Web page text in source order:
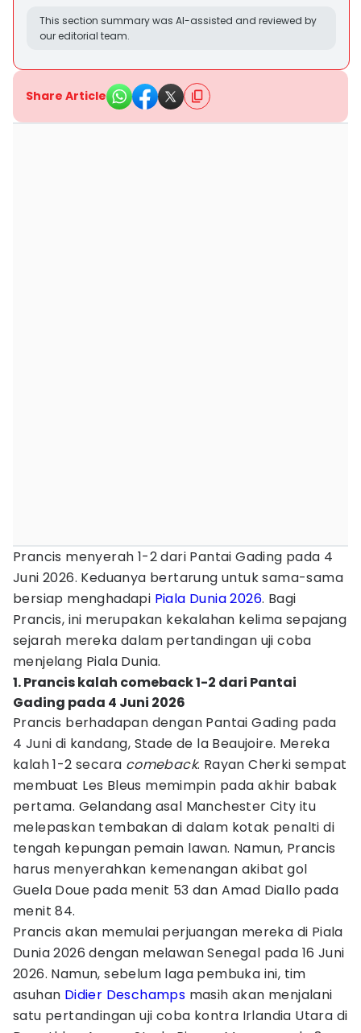
This section summary was AI-assisted and reviewed by
our editorial team.
Share Article
Prancis menyerah 1-2 dari Pantai Gading pada 4
Juni 2026. Keduanya bertarung untuk sama-sama
bersiap menghadapi Piala Dunia 2026. Bagi
Prancis, ini merupakan kekalahan kelima sepajang
sejarah mereka dalam pertandingan uji coba
menjelang Piala Dunia.
1. Prancis kalah comeback 1-2 dari Pantai
Gading pada 4 Juni 2026
Prancis berhadapan dengan Pantai Gading pada
4 Juni di kandang, Stade de la Beaujoire. Mereka
kalah 1-2 secara comeback. Rayan Cherki sempat
membuat Les Bleus memimpin pada akhir babak
pertama. Gelandang asal Manchester City itu
melepaskan tembakan di dalam kotak penalti di
tengah kepungan pemain lawan. Namun, Prancis
harus menyerahkan kemenangan akibat gol
Guela Doue pada menit 53 dan Amad Diallo pada
menit 84.
Prancis akan memulai perjuangan mereka di Piala
Dunia 2026 dengan melawan Senegal pada 16 Juni
2026. Namun, sebelum laga pembuka ini, tim
asuhan Didier Deschamps masih akan menjalani
satu pertandingan uji coba kontra Irlandia Utara di